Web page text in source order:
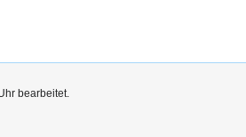
bearbeitet.